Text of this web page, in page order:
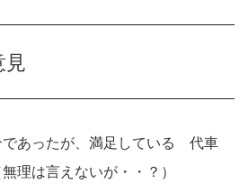
見
であったが、満足している 代車
理は言えないが・・？）